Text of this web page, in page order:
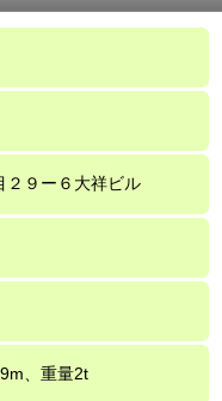
２９ー６大祥ビル
、重量2t